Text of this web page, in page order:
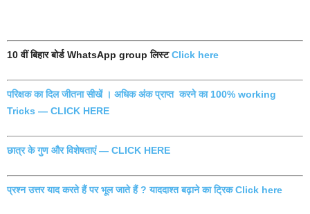
10 वीं बिहार बोर्ड WhatsApp group लिस्ट Click here
परिक्षक का दिल जीतना सीखें । अधिक अंक प्राप्त करने का 100% working
Tricks — CLICK HERE
छात्र के गुण और विशेषताएं — CLICK HERE
प्रश्न उत्तर याद करते हैं पर भूल जाते हैं ? याददाश्त बढ़ाने का ट्रिक Click here